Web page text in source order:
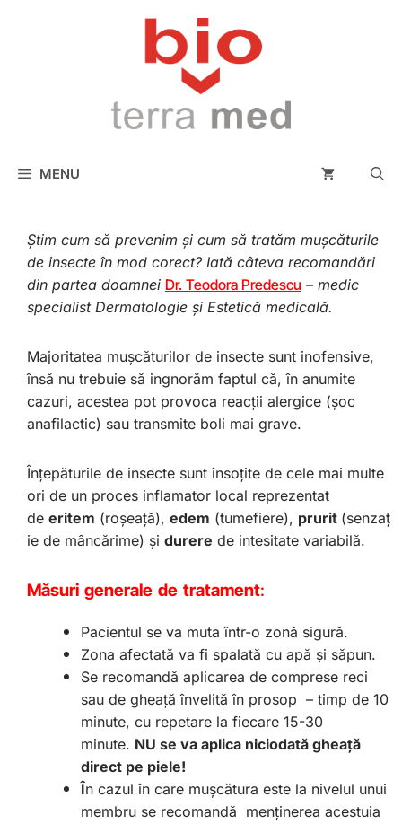
MENU
Știm cum să prevenim și cum să tratăm mușcăturile
de insecte în mod corect? Iată câteva recomandări
din partea doamnei Dr. Teodora Predescu – medic
specialist Dermatologie și Estetică medicală.
Majoritatea mușcăturilor de insecte sunt inofensive,
însă nu trebuie să ingnorăm faptul că, în anumite
cazuri, acestea pot provoca reacții alergice (șoc
anafilactic) sau transmite boli mai grave.
Înțepăturile de insecte sunt însoțite de cele mai multe
ori de un proces inflamator local reprezentat
de eritem (roșeață), edem (tumefiere), prurit (senzaț
ie de mâncărime) și durere de intesitate variabilă.
Măsuri generale de tratament:
Pacientul se va muta într-o zonă sigură.
Zona afectată va fi spalată cu apă și săpun.
Se recomandă aplicarea de comprese reci
sau de gheață învelită în prosop – timp de 10
minute, cu repetare la fiecare 15-30
minute. NU se va aplica niciodată gheață
direct pe piele!
În cazul în care mușcătura este la nivelul unui
membru se recomandă menținerea acestuia